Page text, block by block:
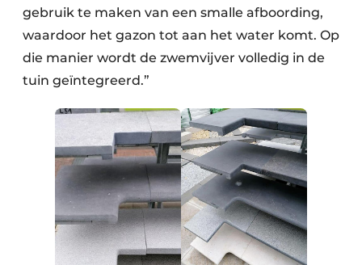
gebruik te maken van een smalle afboording,
waardoor het gazon tot aan het water komt. Op
die manier wordt de zwemvijver volledig in de
tuin geïntegreerd.”